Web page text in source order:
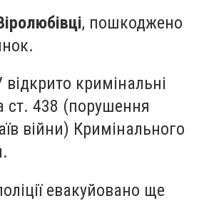
, пошкоджено
кримінальні
ст. 438 (порушення
війни) Кримінального
евакуйовано ще